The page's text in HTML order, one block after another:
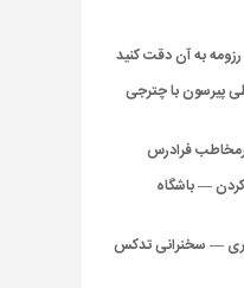
به آن دقت کنید
پیرسون با چترجی
فرادرس
— باشگاه
— سخنرانی تدکس